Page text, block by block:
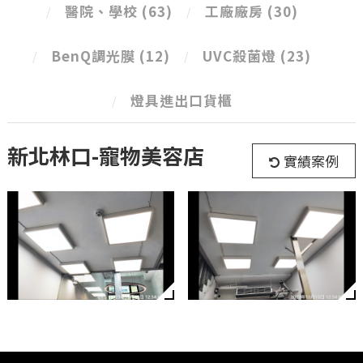
醫院、學校 (63) 工廠廠房 (30)
BenQ調光膜 (12) UVC殺菌燈 (23)
燈具進出口貨櫃
新北林口-寵物美容店 實績案例